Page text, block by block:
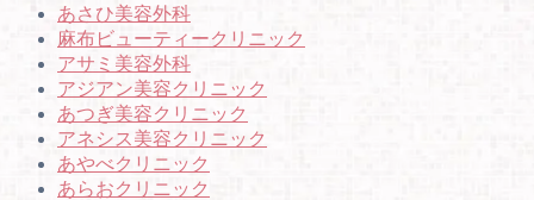
あさひ美容外科
麻布ビューティークリニック
アサミ美容外科
アジアン美容クリニック
あつぎ美容クリニック
アネシス美容クリニック
あやべクリニック
あらおクリニック